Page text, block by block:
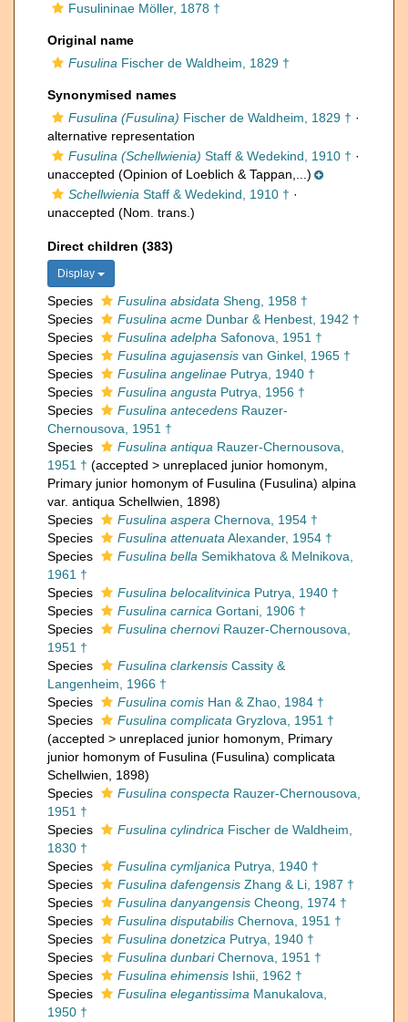
Fusulininae Möller, 1878 †
Original name
Fusulina Fischer de Waldheim, 1829 †
Synonymised names
Fusulina (Fusulina) Fischer de Waldheim, 1829 † ·
alternative representation
Fusulina (Schellwienia) Staff & Wedekind, 1910 † ·
unaccepted (Opinion of Loeblich & Tappan,...)
Schellwienia Staff & Wedekind, 1910 † ·
unaccepted (Nom. trans.)
Direct children (383)
Display
Species Fusulina absidata Sheng, 1958 †
Species
Fusulina acme Dunbar & Henbest, 1942 †
Species
Fusulina adelpha Safonova, 1951 †
Species
Fusulina agujasensis van Ginkel, 1965 †
Species
Fusulina angelinae Putrya, 1940 †
Species
Fusulina angusta Putrya, 1956 †
Species
Fusulina antecedens Rauzer-
Chernousova, 1951 †
Species
Fusulina antiqua Rauzer-Chernousova,
1951 † (accepted > unreplaced junior homonym
Primary junior homonym of Fusulina (Fusulina) alpina
var. antiqua Schellwien, 1898)
Species
Fusulina aspera Chernova, 1954 †
Species
Fusulina attenuata Alexander, 1954 †
Species
Fusulina bella Semikhatova & Melnikova,
1961 †
Species
Fusulina belocalitvinica Putrya, 1940 †
Species
Fusulina carnica Gortani, 1906 †
Species
Fusulina chernoviRauzer-Chernousova,
1951 †
Species
Fusulina clarkensis Cassity &
Langenheim, 1966 †
Species
Fusulina comis Han & Zhao, 1984 †
Species
Fusulina complicata Gryzlova, 1951 †
(accepted > unreplaced junior homonym , Primary
junior homonym of Fusulina (Fusulina) complicata
Schellwien, 1898)
Species
Fusulina conspecta Rauzer-Chernousova,
1951 †
Species
Fusulina cylindrica Fischer de Waldheim,
1830 †
Species
Fusulina cymljanica Putrya, 1940 †
Species
Fusulina dafengensis Zhang & Li, 1987 †
Species
Fusulina danyangensis Cheong, 1974 †
Species
Fusulina disputabilis Chernova, 1951 †
Species
Fusulina donetzica Putrya, 1940 †
Species
Fusulina dunbariChernova, 1951 †
Species
Fusulina ehimensis Ishii, 1962 †
Species
Fusulina elegantissima Manukalova,
1950 †